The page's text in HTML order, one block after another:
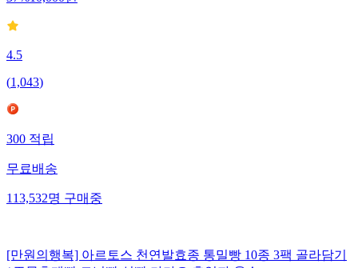
4.5
(1,043)
300적립
무료배송
113,532명구매중
[만원의행복] 아르토스 천연발효종 통밀빵 10종 3팩 골라담기